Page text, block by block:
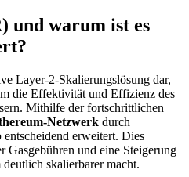
und warum ist es
Layer-2-Skalierungslösung dar,
die Effektivität und Effizienz des
Mithilfe der fortschrittlichen
Netzwerk durch
entscheidend erweitert. Dies
Gasgebühren und eine Steigerung
skalierbarer macht.